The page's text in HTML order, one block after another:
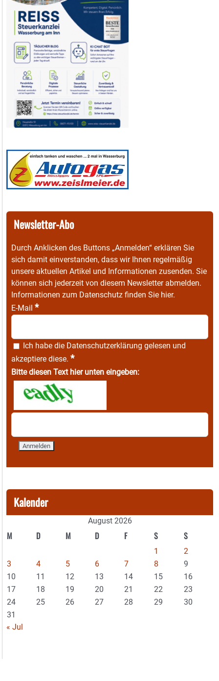
Newsletter-Abo
Durch Anklicken des Buttons „Anmelden“ erklären Sie
sich damit einverstanden, dass wir Ihnen regelmäßig
unsere aktuellen Artikel und Informationen zusenden. Sie
können sich jederzeit von diesem Newsletter abmelden.
Informationen zum Datenschutz finden Sie hier.
E-Mail *
Ich habe die Datenschutzerklärung gelesen und
akzeptiere diese. *
Bitte diesen Text hier unten eingeben:
Kalender
August 2026
M D M D F S S
1
2
3
4 5 6 7 8
9
10
11 12 13 14 15
16
17
18 19 20 21 22
23
24
25 26 27 28 29
30
31
« Jul